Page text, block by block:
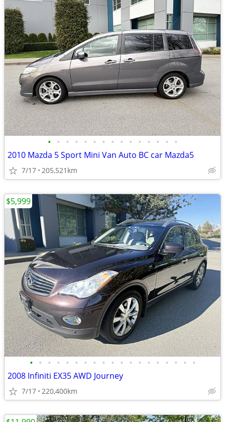
• • • • • • • • • • • • • • •
2010 Mazda 5 Sport Mini Van Auto BC car Mazda5
7/17 205,521km
• • • • • • • • • • • • • • • • • • •
2008 Infiniti EX35 AWD Journey
7/17 220,400km
$5,999